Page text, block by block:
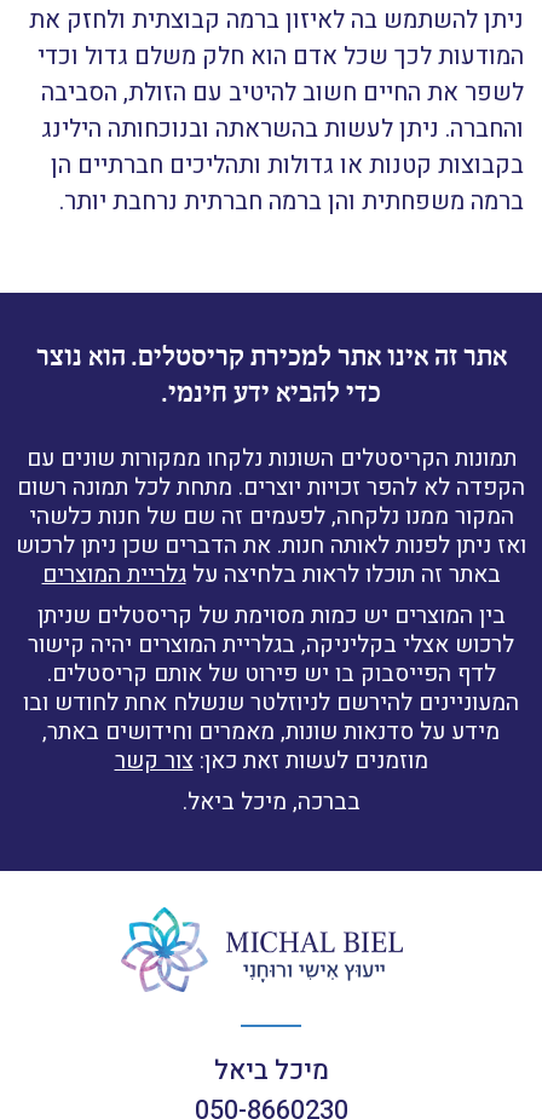
ניתן להשתמש בה לאיזון ברמה קבוצתית ולחזק את
המודעות לכך שכל אדם הוא חלק משלם גדול וכדי
לשפר את החיים חשוב להיטיב עם הזולת, הסביבה
והחברה. ניתן לעשות בהשראתה ובנוכחותה הילינג
בקבוצות קטנות או גדולות ותהליכים חברתיים הן
ברמה משפחתית והן ברמה חברתית נרחבת יותר.
אתר זה אינו אתר למכירת קריסטלים. הוא נוצר
כדי להביא ידע חינמי.
תמונות הקריסטלים השונות נלקחו ממקורות שונים עם
הקפדה לא להפר זכויות יוצרים. מתחת לכל תמונה רשום
המקור ממנו נלקחה, לפעמים זה שם של חנות כלשהי
ואז ניתן לפנות לאותה חנות. את הדברים שכן ניתן לרכוש
באתר זה תוכלו לראות בלחיצה עלגלריית המוצרים
בין המוצרים יש כמות מסוימת של קריסטלים שניתן
לרכוש אצלי בקליניקה, בגלריית המוצרים יהיה קישור
לדף הפייסבוק בו יש פירוט של אותם קריסטלים.
המעוניינים להירשם לניוזלטר שנשלח אחת לחודש ובו
מידע על סדנאות שונות, מאמרים וחידושים באתר,
מוזמנים לעשות זאת כאן:צור קשר
בברכה, מיכל ביאל.
מיכל ביאל
050-8660230